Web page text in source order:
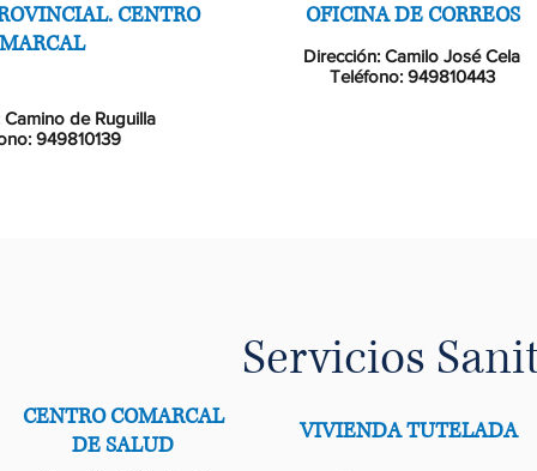
CENTRO
OFICINA DE CORREOS
Dirección: Camilo José Cela
Teléfono: 949810443
de Ruguilla
949810139
Servicios
CENTRO COMARCAL
DE SALUD
VIVIENDA TUTELADA